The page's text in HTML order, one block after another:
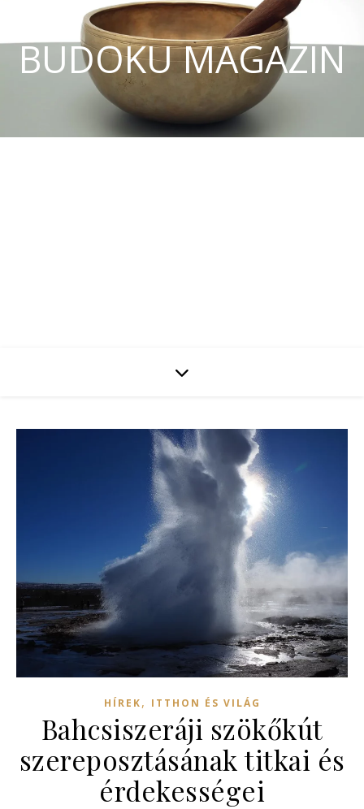
BUDOKU MAGAZIN
HÍREK, ITTHON ÉS VILÁG
Bahcsiszeráji szökőkút
szereposztásának titkai és
érdekességei